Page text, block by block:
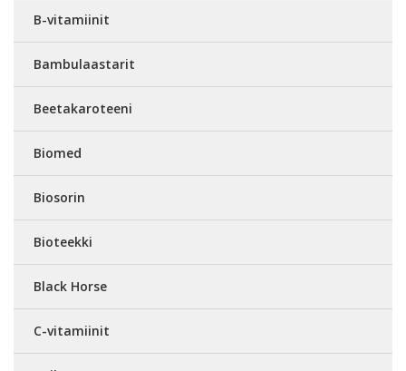
B-vitamiinit
Bambulaastarit
Beetakaroteeni
Biomed
Biosorin
Bioteekki
Black Horse
C-vitamiinit